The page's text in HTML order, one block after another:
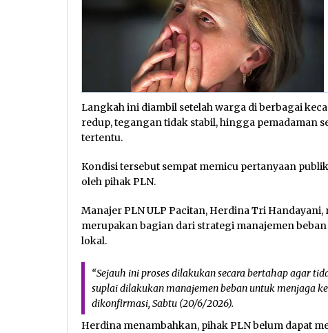
Langkah ini diambil setelah warga di berbagai
redup, tegangan tidak stabil, hingga pemadaman
tertentu.
Kondisi tersebut sempat memicu pertanyaan
oleh pihak PLN.
Manajer PLN ULP Pacitan, Herdina Tri
merupakan bagian dari strategi manajemen
lokal.
“Sejauh ini proses dilakukan secara bertahap agar
suplai dilakukan manajemen beban untuk menjaga
dikonfirmasi, Sabtu (20/6/2026).
Herdina menambahkan, pihak PLN belum dapat